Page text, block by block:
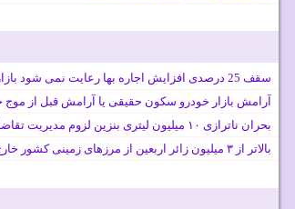
سقف 25 درصدی افزایش اجاره بها رعایت نمی شود بازار مسکن رها شده است
آرامش بازار خودرو سکون حقیقی یا آرامش قبل از موج
بحران ناترازی ۱۰ میلیون لیتری بنزین لزوم مدیریت تقاضا و اصلاح ساختار
بالاتر از ۳ میلیون زائر اربعین از مرزهای زمینی کشور خارج شدند